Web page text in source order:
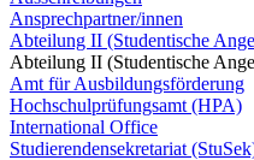
Ansprechpartner/innen
Abteilung II (Studentische
Abteilung II (Studentische
Amt für Ausbildungsförderung
Hochschulprüfungsamt (HPA)
International Office
Studierendensekretariat